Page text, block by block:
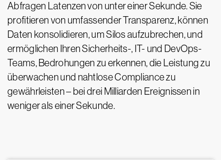
Abfragen Latenzen von unter einer Sekunde. Sie
profitieren von umfassender Transparenz, können
Daten konsolidieren, um Silos aufzubrechen, und
ermöglichen Ihren Sicherheits-, IT- und DevOps-
Teams, Bedrohungen zu erkennen, die Leistung zu
überwachen und nahtlose Compliance zu
gewährleisten – bei drei Milliarden Ereignissen in
weniger als einer Sekunde.